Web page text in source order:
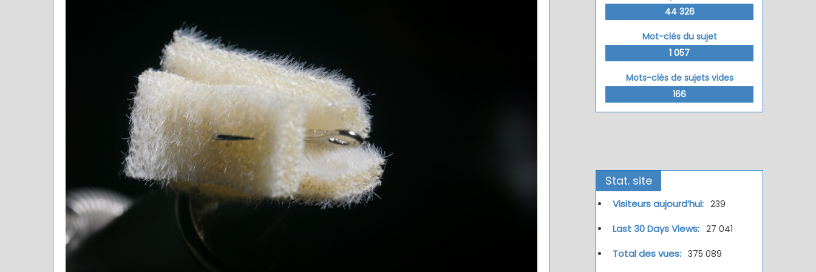
44 326
Mot-clés du sujet
1 057
Mots-clés de sujets vides
166
Stat. site
Visiteurs aujourd’hui: 239
Last 30 Days Views: 27 041
Total des vues: 375 089